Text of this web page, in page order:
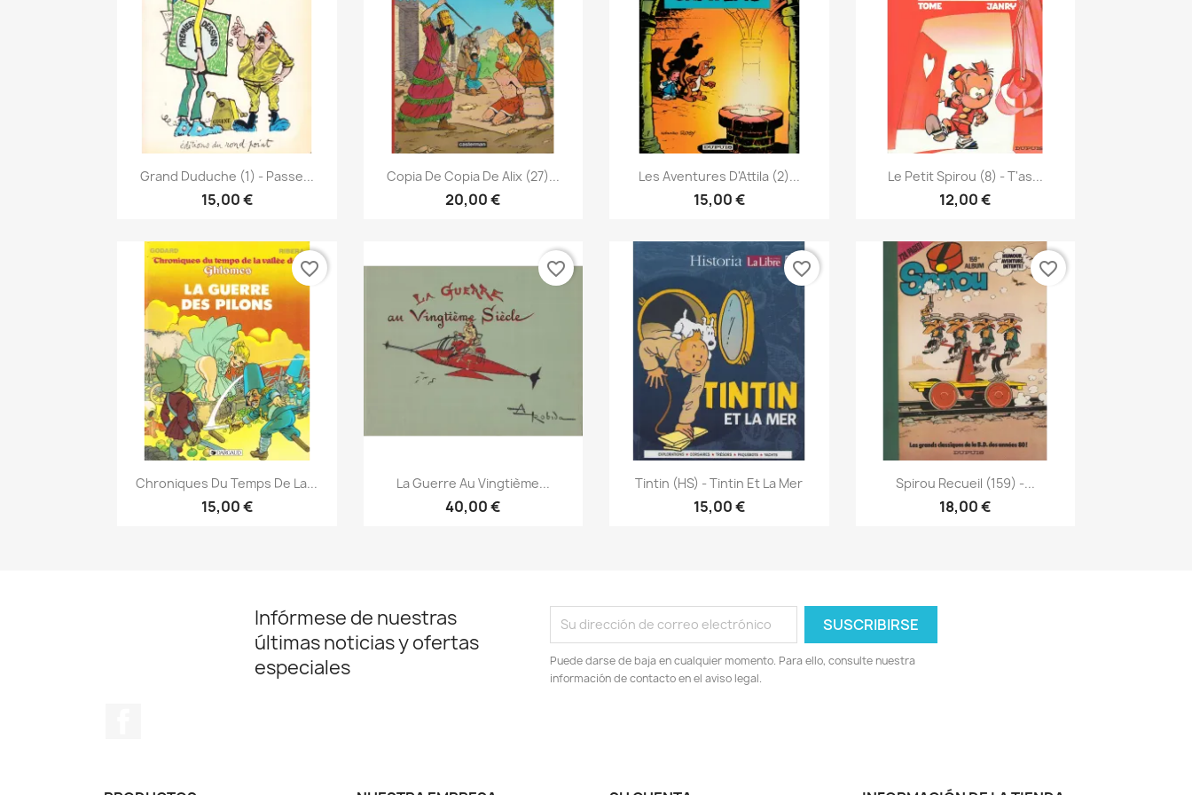
Vista rápida
Grand Duduche (1) - Passe...
15,00 €
Vista rápida
Copia De Copia De Alix (27)...
20,00 €
Vista rápida
Les Aventures D'Attila (2)...
15,00 €
Vista rápida
Le Petit Spirou (8) - T'as...
12,00 €
Vista rápida
Chroniques Du Temps De La...
15,00 €
favorite_border
Vista rápida
La Guerre Au Vingtième...
40,00 €
favorite_border
Vista rápida
Tintin (HS) - Tintin Et La Mer
15,00 €
favorite_border
Vista rápida
Spirou Recueil (159) -...
18,00 €
favorite_border
Infórmese de nuestras
últimas noticias y ofertas
especiales
Puede darse de baja en cualquier momento. Para ello, consulte nuestra
información de contacto en el aviso legal.